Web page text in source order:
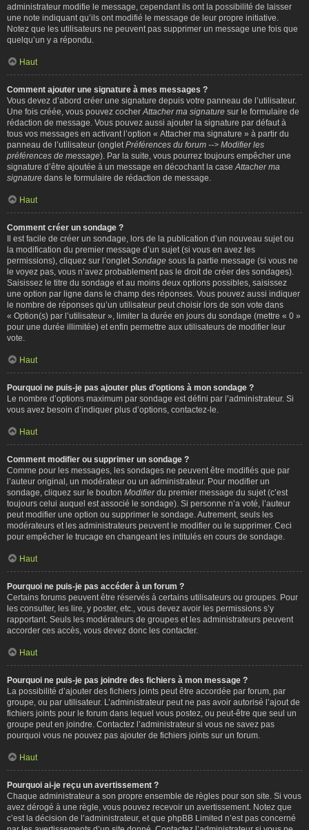
administrateur modifie le message, cependant ils ont la possibilité de laisser
une note indiquant qu’ils ont modifié le message de leur propre initiative.
Notez que les utilisateurs ne peuvent pas supprimer un message une fois que
quelqu’un y a répondu.
Haut
Comment ajouter une signature à mes messages ?
Vous devez d’abord créer une signature depuis votre panneau de l’utilisateur.
Une fois créée, vous pouvez cocher Attacher ma signature sur le formulaire de
rédaction de message. Vous pouvez aussi ajouter la signature par défaut à
tous vos messages en activant l’option « Attacher ma signature » à partir du
panneau de l’utilisateur (onglet Préférences du forum --> Modifier les
préférences de message). Par la suite, vous pourrez toujours empêcher une
signature d’être ajoutée à un message en décochant la case Attacher ma
signature dans le formulaire de rédaction de message.
Haut
Comment créer un sondage ?
Il est facile de créer un sondage, lors de la publication d’un nouveau sujet ou
la modification du premier message d’un sujet (si vous en avez les
permissions), cliquez sur l’onglet Sondage sous la partie message (si vous ne
le voyez pas, vous n’avez probablement pas le droit de créer des sondages).
Saisissez le titre du sondage et au moins deux options possibles, saisissez
une option par ligne dans le champ des réponses. Vous pouvez aussi indiquer
le nombre de réponses qu’un utilisateur peut choisir lors de son vote dans
« Option(s) par l’utilisateur », limiter la durée en jours du sondage (mettre « 0 »
pour une durée illimitée) et enfin permettre aux utilisateurs de modifier leur
vote.
Haut
Pourquoi ne puis-je pas ajouter plus d’options à mon sondage ?
Le nombre d’options maximum par sondage est défini par l’administrateur. Si
vous avez besoin d’indiquer plus d’options, contactez-le.
Haut
Comment modifier ou supprimer un sondage ?
Comme pour les messages, les sondages ne peuvent être modifiés que par
l’auteur original, un modérateur ou un administrateur. Pour modifier un
sondage, cliquez sur le bouton Modifierdu premier message du sujet (c’est
toujours celui auquel est associé le sondage). Si personne n’a voté, l’auteur
peut modifier une option ou supprimer le sondage. Autrement, seuls les
modérateurs et les administrateurs peuvent le modifier ou le supprimer. Ceci
pour empêcher le trucage en changeant les intitulés en cours de sondage.
Haut
Pourquoi ne puis-je pas accéder à un forum ?
Certains forums peuvent être réservés à certains utilisateurs ou groupes. Pour
les consulter, les lire, y poster, etc., vous devez avoir les permissions s’y
rapportant. Seuls les modérateurs de groupes et les administrateurs peuvent
accorder ces accès, vous devez donc les contacter.
Haut
Pourquoi ne puis-je pas joindre des fichiers à mon message ?
La possibilité d’ajouter des fichiers joints peut être accordée par forum, par
groupe, ou par utilisateur. L’administrateur peut ne pas avoir autorisé l’ajout de
fichiers joints pour le forum dans lequel vous postez, ou peut-être que seul un
groupe peut en joindre. Contactez l’administrateur si vous ne savez pas
pourquoi vous ne pouvez pas ajouter de fichiers joints sur un forum.
Haut
Pourquoi ai-je reçu un avertissement ?
Chaque administrateur a son propre ensemble de règles pour son site. Si vous
avez dérogé à une règle, vous pouvez recevoir un avertissement. Notez que
c’est la décision de l’administrateur, et que phpBB Limited n’est pas concerné